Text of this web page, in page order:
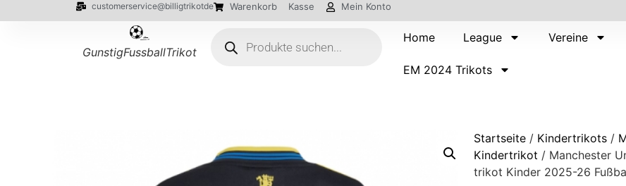
customerservice@billigtrikotde Warenkorb Kasse Mein Konto
GunstigFussballTrikot
Home League Vereine
EM 2024 Trikots
Startseite / Kindertrikots /
Kindertrikot / Manchester
trikot Kinder 2025-26